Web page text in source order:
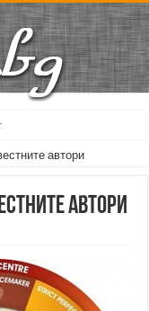
е и сила, и
автори
автори